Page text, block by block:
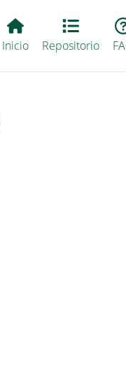
Main EvALL
Inicio Repositorio